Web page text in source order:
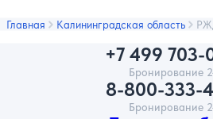
Главная Калининградская область
+7 499 703-
Бронирование
8-800-333-
Бронирование